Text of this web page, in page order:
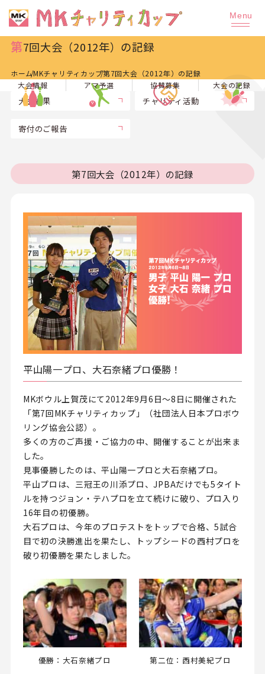
第7回大会（2012年）の記録
ホームMKチャリティカップ第7回大会（2012年）の記録
大会情報
アマ予選 協賛募集 大会の記録
大会結果 チャリティ活動
寄付のご報告
第7回大会（2012年）の記録
平山陽一プロ、大石奈緒プロ優勝！
MKボウル上賀茂にて2012年9月6日～8日に開催された
「第7回MKチャリティカップ」（社団法人日本プロボウ
リング協会公認）。
多くの方のご声援・ご協力の中、開催することが出来ま
した。
見事優勝したのは、平山陽一プロと大石奈緒プロ。
平山プロは、三冠王の川添プロ、JPBAだけでも5タイト
ルを持つジョン・テハプロを立て続けに破り、プロ入り
16年目の初優勝。
大石プロは、今年のプロテストをトップで合格、5試合
目で初の決勝進出を果たし、トップシードの西村プロを
破り初優勝を果たしました。
優勝：大石奈緒プロ 第二位：西村美紀プロ